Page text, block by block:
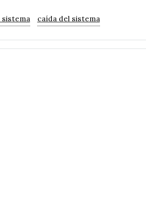
sistema caída del sistema